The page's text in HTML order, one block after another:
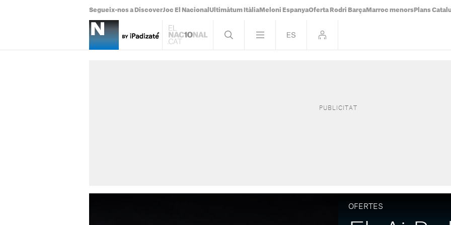
Segueix-nos a DiscoverJoc El Nacional Ultimàtum Itàlia Meloni EspanyaOferta Rodri Barça Marroc menors Plans
OFERTES